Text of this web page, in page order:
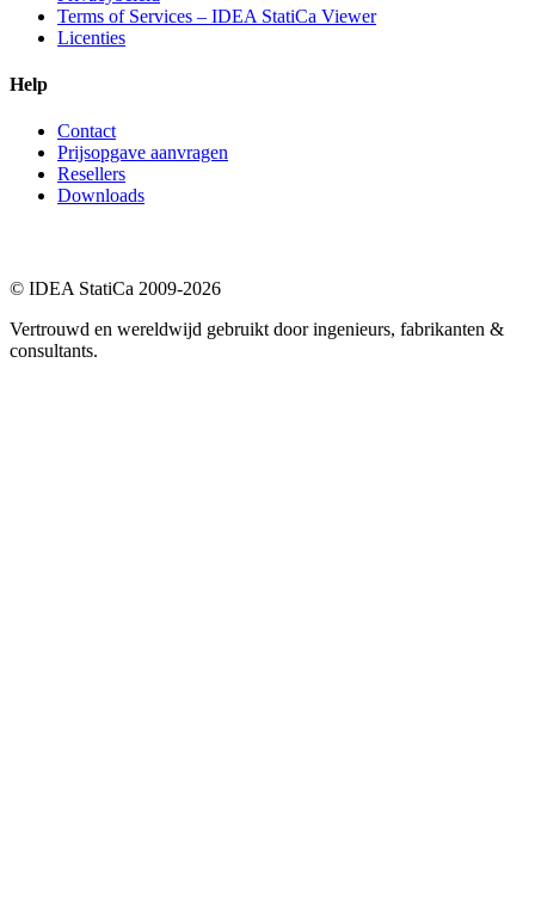
Terms of Services – IDEA StatiCa Viewer
Licenties
Help
Contact
Prijsopgave aanvragen
Resellers
Downloads
© IDEA StatiCa 2009-2026
Vertrouwd en wereldwijd gebruikt door ingenieurs, fabrikanten &
consultants.